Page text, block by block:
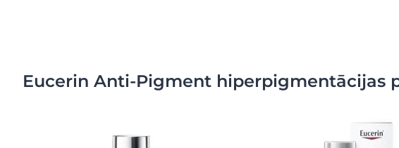
Eucerin Anti-Pigment hiperpigmentācijas